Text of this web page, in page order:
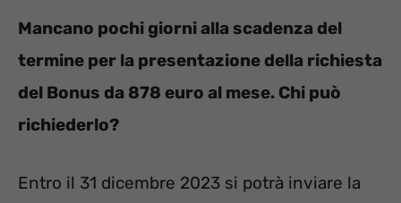
Mancano pochi giorni alla scadenza del
termine per la presentazione della richiesta
del Bonus da 878 euro al mese. Chi può
richiederlo?
Entro il 31 dicembre 2023 si potrà inviare la